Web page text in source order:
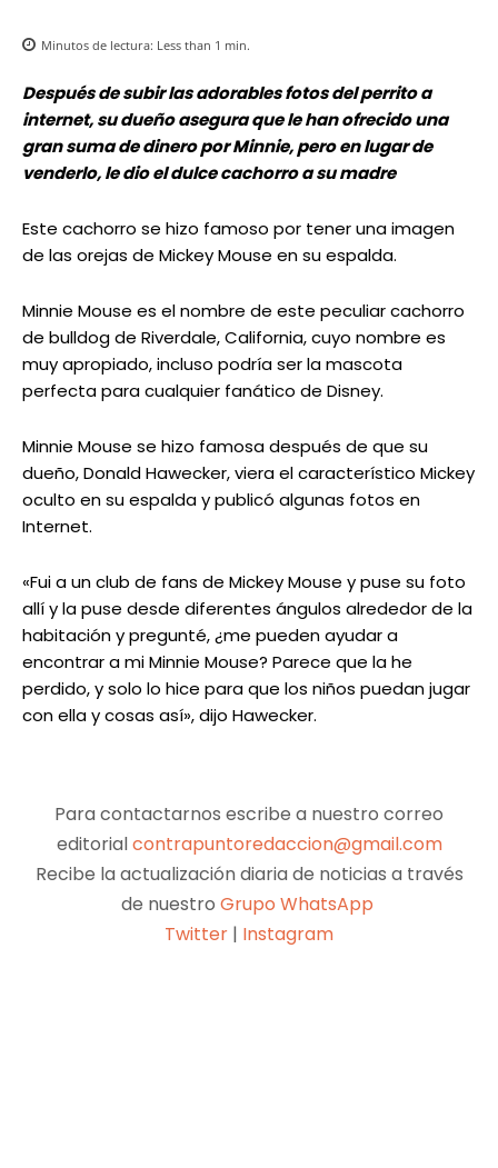
Minutos de lectura: Less than 1 min.
Después de subir las adorables fotos del perrito a
internet, su dueño asegura que le han ofrecido una
gran suma de dinero por Minnie, pero en lugar de
venderlo, le dio el dulce cachorro a su madre
Este cachorro se hizo famoso por tener una imagen
de las orejas de Mickey Mouse en su espalda.
Minnie Mouse es el nombre de este peculiar cachorro
de bulldog de Riverdale, California, cuyo nombre es
muy apropiado, incluso podría ser la mascota
perfecta para cualquier fanático de Disney.
Minnie Mouse se hizo famosa después de que su
dueño, Donald Hawecker, viera el característico Mickey
oculto en su espalda y publicó algunas fotos en
Internet.
«Fui a un club de fans de Mickey Mouse y puse su foto
allí y la puse desde diferentes ángulos alrededor de la
habitación y pregunté, ¿me pueden ayudar a
encontrar a mi Minnie Mouse? Parece que la he
perdido, y solo lo hice para que los niños puedan jugar
con ella y cosas así», dijo Hawecker.
Para contactarnos escribe a nuestro correo
editorialcontrapuntoredaccion@gmail.com
Recibe la actualización diaria de noticias a través
de nuestro Grupo WhatsApp
Twitter | Instagram